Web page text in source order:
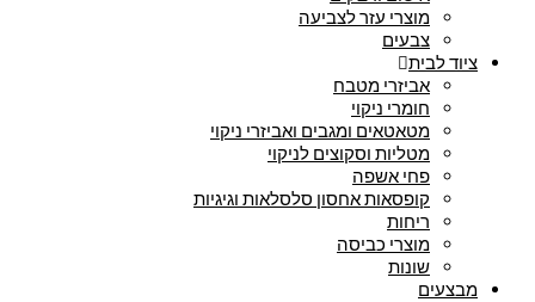
מוצרי עזר לצביעה
צבעים
ציוד לבית
אביזרי מטבח
חומרי ניקוי
מטאטאים ומגבים ואביזרי ניקוי
מטליות וסקוצים לניקוי
פחי אשפה
קופסאות אחסון סלסלאות וגיגיות
ריחות
מוצרי כביסה
שונות
מבצעים